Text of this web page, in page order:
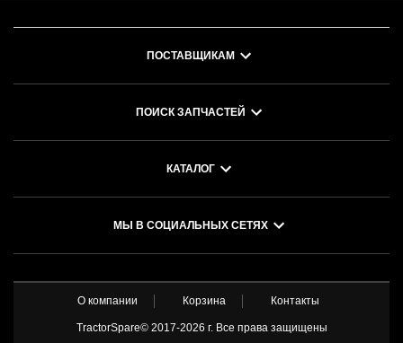
ПОСТАВЩИКАМ
ПОИСК ЗАПЧАСТЕЙ
КАТАЛОГ
МЫ В СОЦИАЛЬНЫХ СЕТЯХ
О компании Корзина Контакты
TractorSpare© 2017-2026 г. Все права защищены